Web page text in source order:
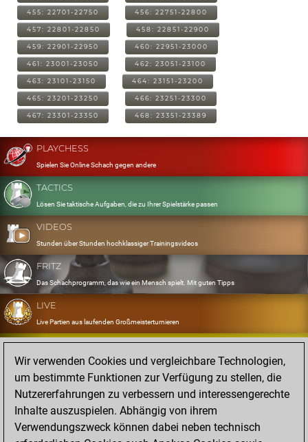
455: 22701-22750 456: 22751-22800
457: 22801-22850 458: 22851-22900
459: 22901-22950 460: 22951-23000
461: 23001-23050 462: 23051-23100
463: 23101-23150 464: 23151-23200
465: 23201-23250 466: 23251-23300
467: 23301-23350 468: 23351-23389
PLAYCHESS
Spielen Sie Online Schach gegen andere
TACTICS
Lösen Sie taktische Aufgaben, die zu Ihrer Spielstärke passen
VIDEOS
Stunden über Stunden hochklassiger Trainingsvideos
FRITZ
Das Schachprogramm, das wie ein Mensch spielt. Mit guten Tipps
LIVE
Live Partien aus laufenden Großmeisterturnieren
OPENINGS
Erfassen und Üben Sie Ihr Eröffnungsrepertoire
DATABASE
Acht Millionen starke Partien
MYGAMES
Speichern und analysieren Sie eigene Partien in der Cloud
Wir verwenden Cookies und vergleichbare Technologien,
um bestimmte Funktionen zur Verfügung zu stellen, die
Nutzererfahrungen zu verbessern und interessengerechte
Inhalte auszuspielen. Abhängig von ihrem
Verwendungszweck können dabei neben technisch